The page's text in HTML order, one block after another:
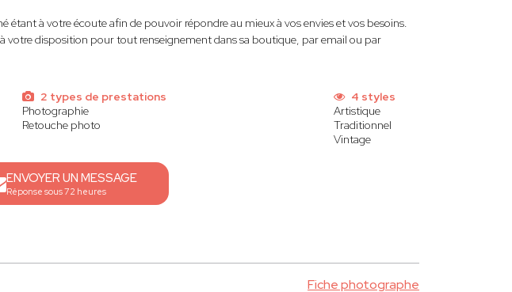
étant à votre écoute afin de pouvoir répondre au mieux à vos envies et vos besoins.
votre disposition pour tout renseignement dans sa boutique, par email ou par
2 types de prestations
Photographie
Retouche photo
4 styles
Artistique
Traditionnel
Vintage
ENVOYER UN MESSAGE
Réponse sous 72 heures
Fiche photographe